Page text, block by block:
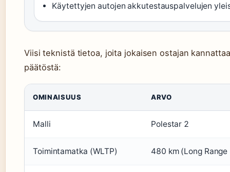
Käytettyjen autojen akkutestauspalvelujen
Viisi teknistä tietoa, joita jokaisen ostajan
päätöstä:
OMINAISUUS ARVO
Malli Polestar 2
Toimintamatka (WLTP) 480 km (Long